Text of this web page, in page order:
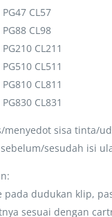
CL57
CL98
CL211
CL511
CL811
CL831
menyedot sisa tinta/
sesudah isi
pada dudukan klip,
sesuai dengan